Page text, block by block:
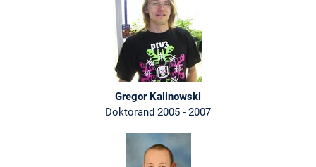
Gregor Kalinowski
Doktorand 2005 - 2007